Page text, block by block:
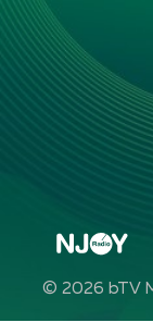
© 2026 bTV